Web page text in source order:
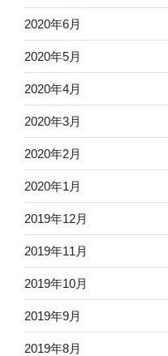
2020年6月
2020年5月
2020年4月
2020年3月
2020年2月
2020年1月
2019年12月
2019年11月
2019年10月
2019年9月
2019年8月